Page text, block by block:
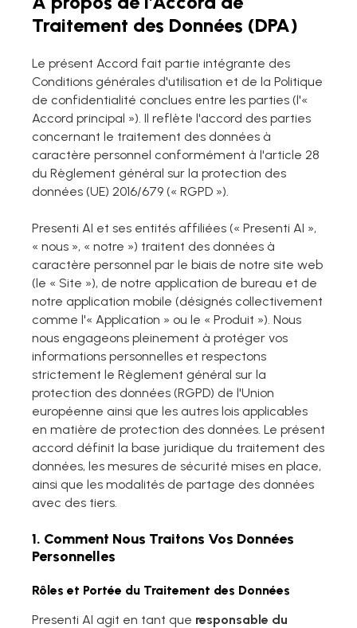
Générer depuis Markdown
Améliorer le design
Pour Marketing
Transformer le contenu marketing avec la
diapositive AI
Presenti AI
Créateur de PPT avec IA, alternative à Gamma
SDK Presenti AI
Intégrer Presenti AI dans votre site/application
Pixso
Outil UI/UX, alternative à Figma
Tableau blanc collaboratif en ligne
Traitement des Données (DPA)
Le présent Accord fait partie intégrante des
Conditions générales d'utilisation et de la Politique
de confidentialité conclues entre les parties (l'«
Accord principal »). Il reflète l'accord des parties
concernant le traitement des données à
caractère personnel conformément à l'article 28
du Règlement général sur la protection des
données (UE) 2016/679 (« RGPD »).
Presenti AI et ses entités affiliées (« Presenti AI »,
« nous », « notre ») traitent des données à
caractère personnel par le biais de notre site web
(le « Site »), de notre application de bureau et de
notre application mobile (désignés collectivement
comme l'« Application » ou le « Produit »). Nous
nous engageons pleinement à protéger vos
informations personnelles et respectons
strictement le Règlement général sur la
protection des données (RGPD) de l'Union
européenne ainsi que les autres lois applicables
en matière de protection des données. Le présent
accord définit la base juridique du traitement des
données, les mesures de sécurité mises en place,
ainsi que les modalités de partage des données
avec des tiers.
1. Comment Nous Traitons Vos Données
Personnelles
Rôles et Portée du Traitement des Données
Presenti AI agit en tant que responsable du